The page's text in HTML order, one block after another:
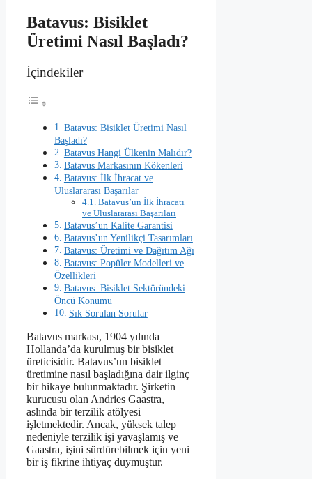
Batavus: Bisiklet
Üretimi Nasıl Başladı?
İçindekiler
Batavus: Bisiklet Üretimi Nasıl
Başladı?
Batavus Hangi Ülkenin Malıdır?
Batavus Markasının Kökenleri
Batavus: İlk İhracat ve
Uluslararası Başarılar
Batavus’un İlk İhracatı
ve Uluslararası Başarıları
Batavus’un Kalite Garantisi
Batavus’un Yenilikçi Tasarımları
Batavus: Üretimi ve Dağıtım Ağı
Batavus: Popüler Modelleri ve
Özellikleri
Batavus: Bisiklet Sektöründeki
Öncü Konumu
Sık Sorulan Sorular
Batavus markası, 1904 yılında
Hollanda’da kurulmuş bir bisiklet
üreticisidir. Batavus’un bisiklet
üretimine nasıl başladığına dair ilginç
bir hikaye bulunmaktadır. Şirketin
kurucusu olan Andries Gaastra,
aslında bir terzilik atölyesi
işletmektedir. Ancak, yüksek talep
nedeniyle terzilik işi yavaşlamış ve
Gaastra, işini sürdürebilmek için yeni
bir iş fikrine ihtiyaç duymuştur.